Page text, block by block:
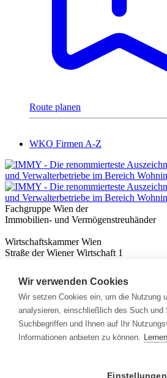
Route planen
WKO Firmen A-Z
Fachgruppe Wien der
Immobilien- und Vermögenstreuhänder
Wirtschaftskammer Wien
Straße der Wiener Wirtschaft 1
Nützliches
Immobilienwissen
Formulare & Rechner
Expert:innen
Info
Wir verwenden Cookies
Wir setzen Cookies ein, um die Nutzung
analysieren, einschließlich des Such und
Suchbegriffen und Ihnen auf Ihr
Informationen anbieten zu können.
Einstellungen